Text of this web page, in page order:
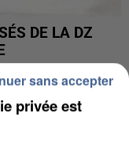
DE LA DZ
privée est
sans accepter